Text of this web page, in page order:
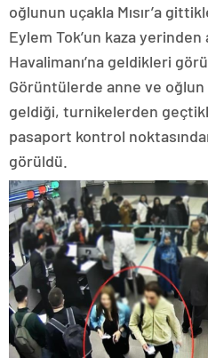
oğlunun uçakla Mısır’a
Eylem Tok’un kaza
Havalimanı’na geldikleri
Görüntülerde anne ve oğlun
geldiği, turnikelerden
pasaport kontrol
görüldü.